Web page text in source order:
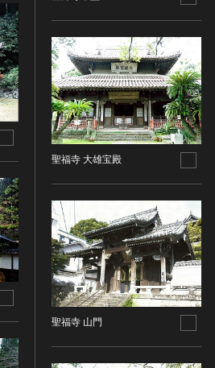
聖福寺 大雄宝殿
聖福寺 山門
類
籍／古文書
（著作権未評価）
（著作権未決定）
（知る限り著作権なし）
- JP ORPHAN
定-裁定制度利用著作物）